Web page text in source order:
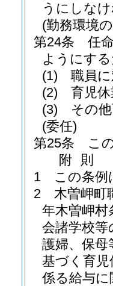
うにしな
(勤務環境
第24条
任
ようにす
(1)
職員
(2)
育児
(3)
その
(委任)
第25条
こ
附 則
1
この条例
2
木曽岬町
年木曽岬村
会諸学校等
護婦、保母
基づく育
係る給与